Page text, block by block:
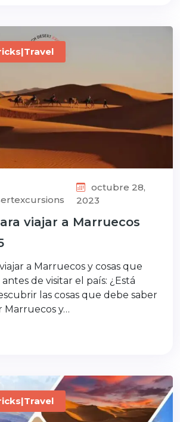
octubre 28,
2023
viajar a Marruecos
a Marruecos y cosas que
de visitar el país: ¿Está
las cosas que debe saber
Marruecos y…